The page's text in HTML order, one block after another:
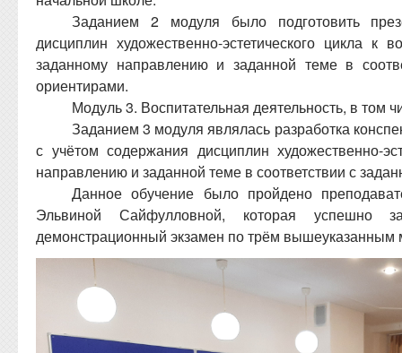
Заданием 2 модуля было подготовить
дисциплин художественно-эстетического цикла к
заданному направлению и заданной теме в
ориентирами.
Модуль 3. Воспитательная деятельность, в том
Заданием 3 модуля являлась разработка
с учётом содержания дисциплин художественно-
направлению и заданной теме в соответствии с
Данное обучение было пройдено
Эльвиной Сайфулловной, которая успешно
демонстрационный экзамен по трём вышеуказанным